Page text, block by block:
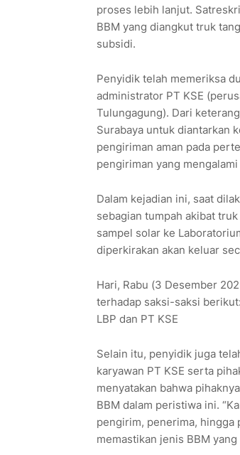
proses lebih lanjut.
BBM yang diangkut truk
subsidi.
Penyidik telah memeriksa
administrator PT KSE
Tulungagung). Dari
Surabaya untuk diantarkan
pengiriman aman pada
pengiriman yang
Dalam kejadian ini, saat
sebagian tumpah akibat
sampel solar ke
diperkirakan akan keluar
Hari, Rabu (3 Desember
terhadap saksi-saksi
LBP dan PT KSE
Selain itu, penyidik juga
karyawan PT KSE serta
menyatakan bahwa
BBM dalam peristiwa ini.
pengirim, penerima, hingga
memastikan jenis BBM yang